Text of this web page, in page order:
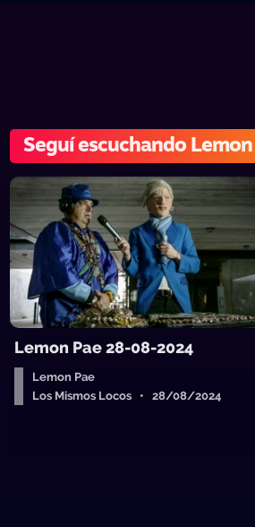
Seguí escuchando Lemon
Lemon Pae 28-08-2024
Lemon Pae
Los Mismos Locos • 28/08/2024